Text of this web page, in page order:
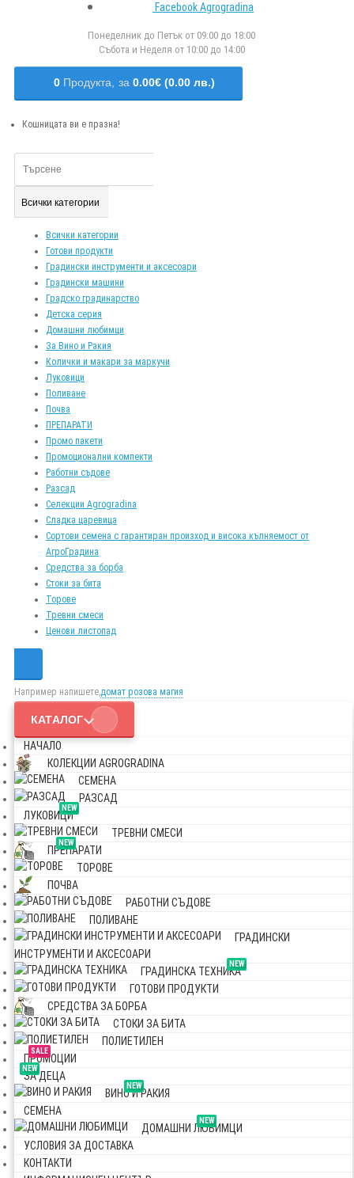
Facebook Agrogradina
Понеделник до Петък от 09:00 до 18:00
Събота и Неделя от 10:00 до 14:00
0 Продукта, за 0.00€ (0.00 лв.)
Кошницата ви е празна!
Всички категории
Всички категории
Готови продукти
Градински инструменти и аксесоари
Градински машини
Градско градинарство
Детска серия
Домашни любимци
За Вино и Ракия
Колички и макари за маркучи
Луковици
Поливане
Почва
ПРЕПАРАТИ
Промо пакети
Промоционални компекти
Работни съдове
Разсад
Селекции Agrogradina
Сладка царевица
Сортови семена с гарантиран произход и висока кълняемост от
АгроГрадина
Средства за борба
Стоки за бита
Торове
Тревни смеси
Ценови листопад
Например напишете,домат розова магия
КАТАЛОГ
НАЧАЛО
КОЛЕКЦИИ AGROGRADINA
СЕМЕНА
РАЗСАД
NEW
ЛУКОВИЦИ
ТРЕВНИ СМЕСИ
NEW
ПРЕПАРАТИ
ТОРОВЕ
ПОЧВА
РАБОТНИ СЪДОВЕ
ПОЛИВАНЕ
ГРАДИНСКИ
ИНСТРУМЕНТИ И АКСЕСОАРИ
NEW
ГРАДИНСКА ТЕХНИКА
ГОТОВИ ПРОДУКТИ
СРЕДСТВА ЗА БОРБА
СТОКИ ЗА БИТА
ПОЛИЕТИЛЕН
SALE
ПРОМОЦИИ
NEW
ЗА ДЕЦА
NEW
ВИНО И РАКИЯ
СЕМЕНА
NEW
ДОМАШНИ ЛЮБИМЦИ
УСЛОВИЯ ЗА ДОСТАВКА
КОНТАКТИ